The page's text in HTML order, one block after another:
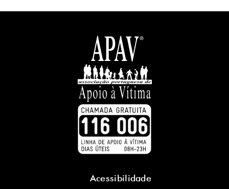
Acessibilidade